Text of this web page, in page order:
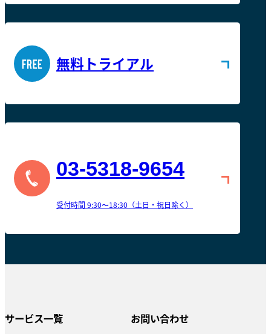
無料トライアル
03-5318-9654
受付時間 9:30〜18:30（土日・祝日除く）
サービス一覧 お問い合わせ